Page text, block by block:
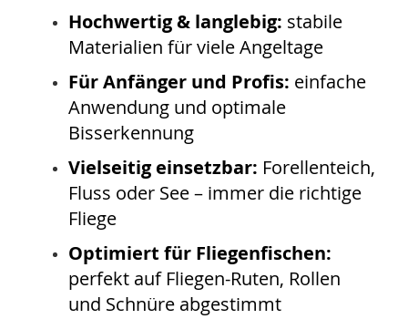
Hochwertig & langlebig: stabile
Materialien für viele Angeltage
Für Anfänger und Profis: einfache
Anwendung und optimale
Bisserkennung
Vielseitig einsetzbar: Forellenteich,
Fluss oder See – immer die richtige
Fliege
Optimiert für Fliegenfischen:
perfekt auf Fliegen-Ruten, Rollen
und Schnüre abgestimmt